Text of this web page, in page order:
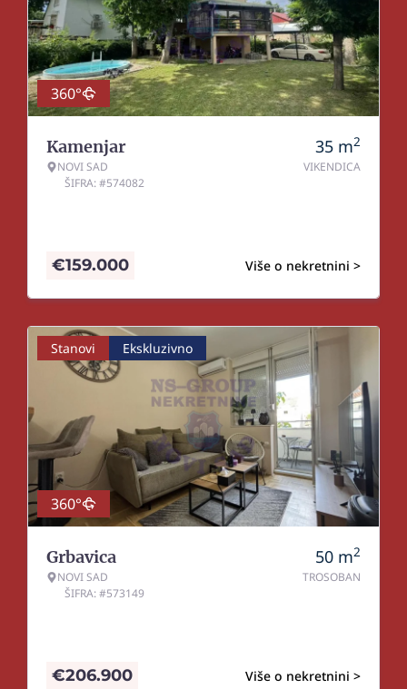
360°
Kamenjar
NOVI SAD
ŠIFRA: #574082
35 m2
VIKENDICA
Više o nekretnini >
€159.000
Stanovi Ekskluzivno
360°
Grbavica
NOVI SAD
ŠIFRA: #573149
50 m2
TROSOBAN
Više o nekretnini >
€206.900